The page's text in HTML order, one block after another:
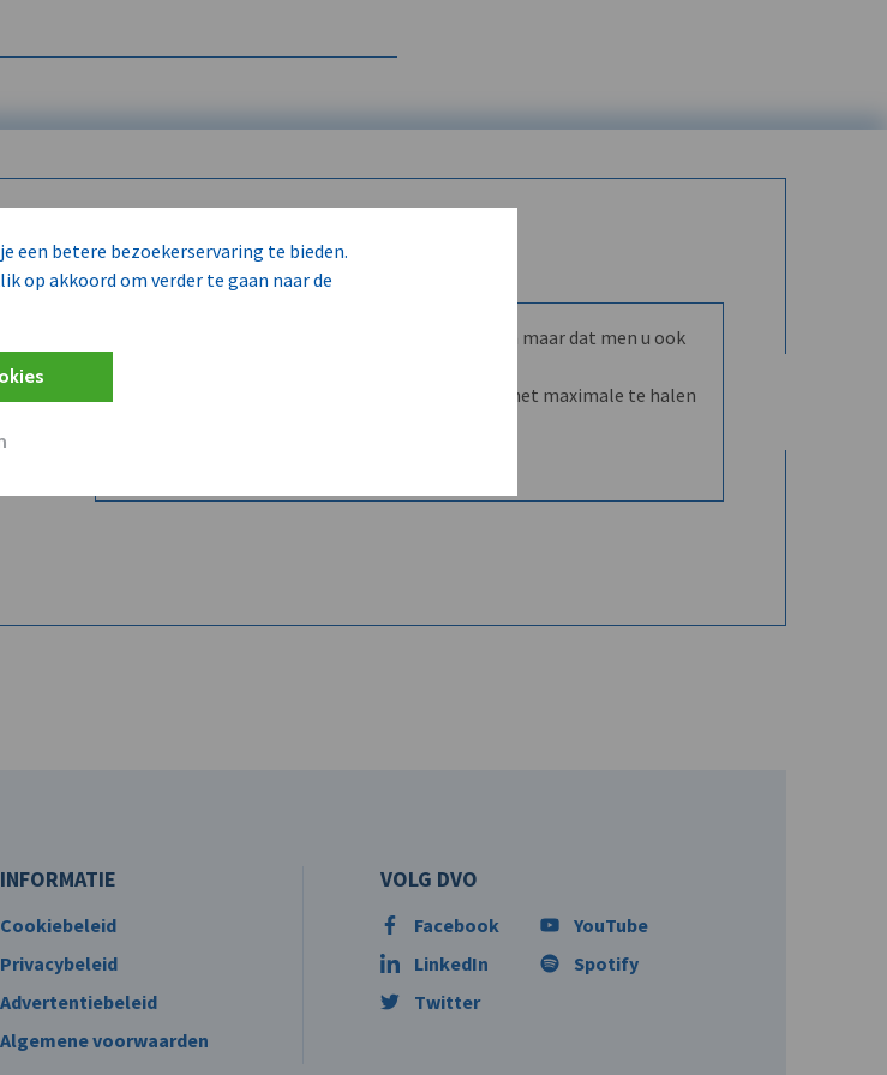
een betere bezoekerservaring te bieden.
op akkoord om verder te gaan naar de
Wilt u niet enkel de dVO community leren kennen maar dat men u ook
Word dVO Member voor €72/mnd en dVO helpt u het maximale te halen
INFORMATIE
Cookiebeleid
Privacybeleid
Advertentiebeleid
Algemene voorwaarden
VOLG DVO
Facebook
LinkedIn
Twitter
YouTube
Spotify